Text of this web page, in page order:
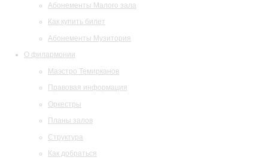
Абонементы Малого зала
Как купить билет
Абонементы Музитория
О филармонии
Маэстро Темирканов
Правовая информация
Оркестры
Планы залов
Структура
Как добраться